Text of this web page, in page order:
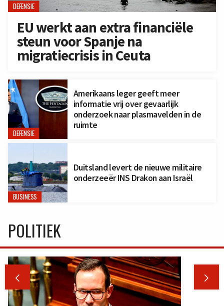
DEFENSIE
EU werkt aan extra financiële
steun voor Spanje na
migratiecrisis in Ceuta
DEFENSIE
Amerikaans leger geeft meer
informatie vrij over gevaarlijk
onderzoek naar plasmavelden in de
ruimte
BUSINESS
Duitsland levert de nieuwe militaire
onderzeeër INS Drakon aan Israël
POLITIEK
 